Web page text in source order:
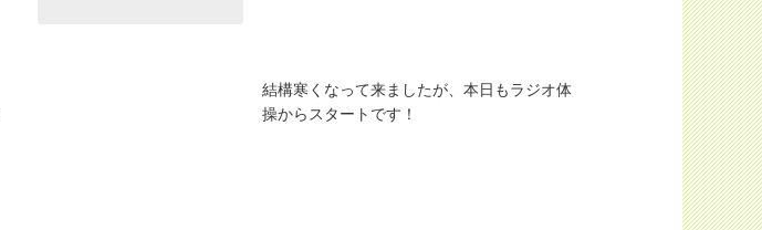
結構寒くなって来ましたが、本日もラジオ体
操からスタートです！